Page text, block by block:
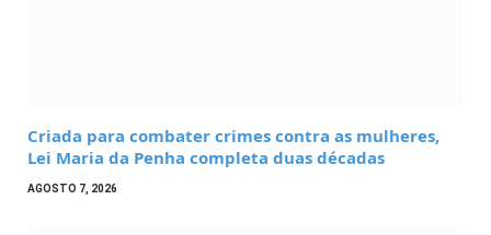
Criada para combater crimes contra as mulheres,
Lei Maria da Penha completa duas décadas
AGOSTO 7, 2026